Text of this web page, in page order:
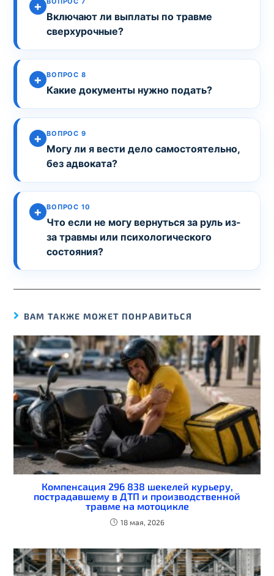
Включают ли выплаты по травме
сверхурочные?
ВОПРОС 8
Какие документы нужно подать?
ВОПРОС 9
Могу ли я вести дело самостоятельно,
без адвоката?
ВОПРОС 10
Что если не могу вернуться за руль из-
за травмы или психологического
состояния?
ВАМ ТАКЖЕ МОЖЕТ ПОНРАВИТЬСЯ
Компенсация 296 838 шекелей курьеру,
пострадавшему в ДТП и производственной
травме на мотоцикле
18 мая, 2026